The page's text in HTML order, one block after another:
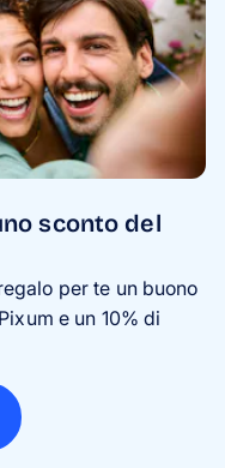
sconto del
per te un buono
e un 10% di